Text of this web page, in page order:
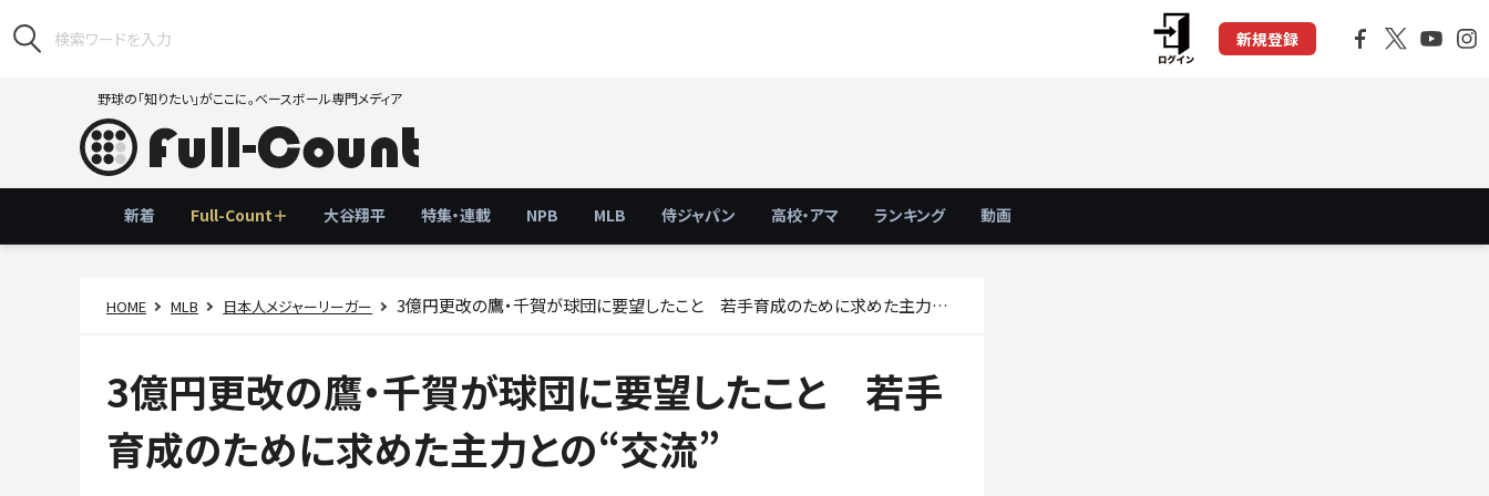
新規登録
野球の「知りたい」がここに。ベースボール専門メディア
新着 Full-Count＋ 大谷翔平 特集・連載 NPB MLB 侍ジャパン 高校・アマ ランキング 動画
HOME MLB 日本人メジャーリーガー 3億円更改の鷹・千賀が球団に要望したこと 若手育成のために求めた主力との“交流”
3億円更改の鷹・千賀が球団に要望したこと 若手
育成のために求めた主力との“交流”